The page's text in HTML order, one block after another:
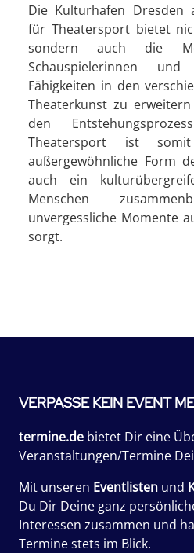
Die Kulturhafen Dresden
für Theatersport bietet
sondern auch die
Schauspielerinnen
Fähigkeiten in den
Theaterkunst zu
den
Theatersport ist
außergewöhnliche Form
auch ein
Menschen
unvergessliche Momente
sorgt.
VERPASSE KEIN EVENT
termine.de bietet Dir eine
Veranstaltungen/Termine
Mit unseren Eventlisten und
Du Dir Deine ganz
Interessen zusammen und
Termine stets im Blick.